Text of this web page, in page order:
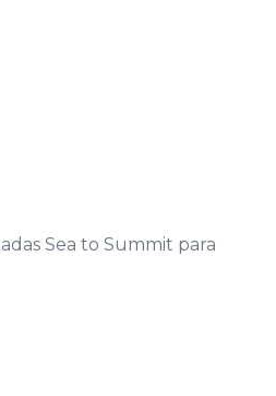
Sea to Summit para